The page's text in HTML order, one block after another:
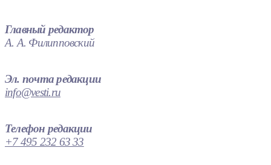
Главный редактор
А. А. Филипповский
Эл. почта редакции
info@vesti.ru
Телефон редакции
+7 495 232 63 33